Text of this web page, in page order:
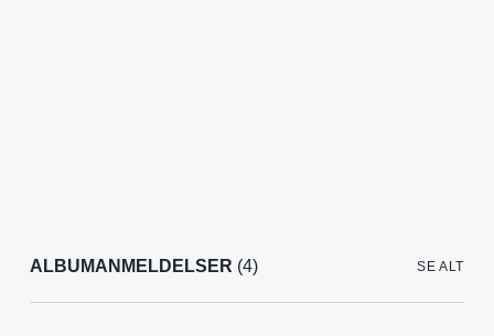
ALBUMANMELDELSER (4) SE ALT